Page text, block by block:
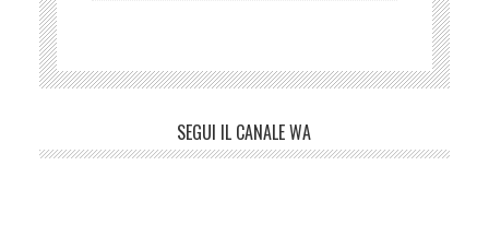
SEGUI IL CANALE WA